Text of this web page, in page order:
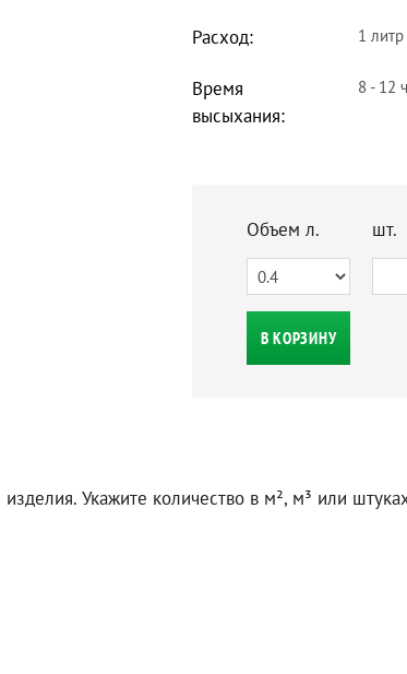
Расход: 1
Время
высыхания:
8 - 12
Объем л. шт.
В КОРЗИНУ
Укажите количество в м², м³ или